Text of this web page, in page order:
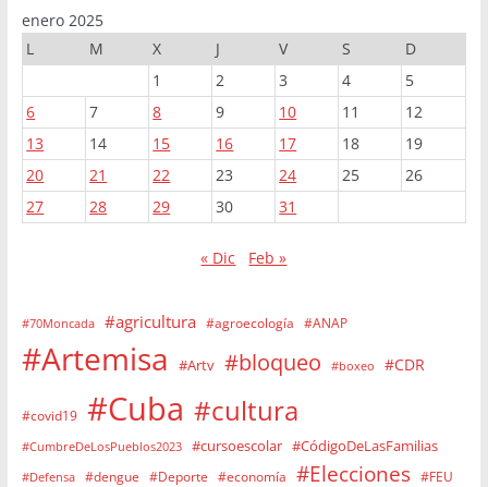
enero 2025
L
M X J V S
D
1
2 3 4
5
6
7 8 9 10 11
12
13
14 15 16 17 18
19
20
21 22 23 24 25
26
27
28 29 30 31
« Dic Feb »
#70Moncada #agricultura #agroecología #ANAP
#Artemisa #Artv #bloqueo #boxeo #CDR
#covid19 #Cuba #cultura
#CumbreDeLosPueblos2023 #cursoescolar #CódigoDeLasFamilias
#Defensa #dengue #Deporte #economía #Elecciones #FEU